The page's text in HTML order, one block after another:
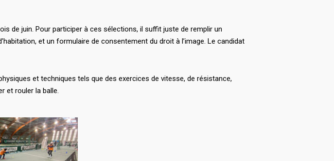
de juin. Pour participer à ces sélections, il suffit juste de remplir un
et un formulaire de consentement du droit à l’image. Le candidat
et techniques tels que des exercices de vitesse, de résistance,
et rouler la balle.